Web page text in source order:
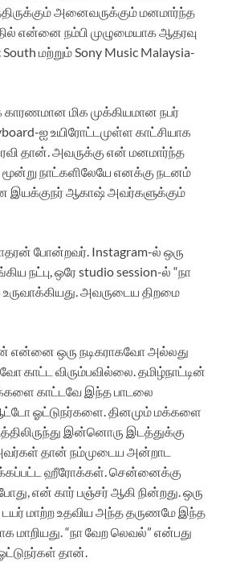
அனைவருக்கும் மனமார்ந்த
என்னை நம்பி முழுமையாக ஆதரவு
மற்றும் Sony Music Malaysia-
மிக முக்கியமான நபர்
ஐ உயிரோட்டமுள்ள காட்சியாக
ரவி தான். அவருக்கு என் மனமார்ந்த
நாட்களிலேயே எனக்கு நடனம்
இயக்குநர் ஆகாஷ் அவர்களுக்கும்
போன்றவர். Instagram-ல் ஒரு
நட்பு, ஒரே studio session-ல் “நா
அவருடைய திறமை
என்னை ஒரு நடிகராகவோ அல்லது
காட்ட விரும்பவில்லை. தமிழ்நாட்டின்
காட்டவே இந்த பாடலை
ஓட்டுநர்களை. தினமும் மக்களை
இன்னொரு இடத்துக்கு
தான் நம்முடைய அன்றாட
ஹீரோக்கள். சென்னைக்கு
என் கார் பஞ்சர் ஆகி நின்றது. ஒரு
டயர் மாற்ற உதவிய அந்த தருணமே இந்த
மாறியது. “நா வேற லெவல்” என்பது
தான்.